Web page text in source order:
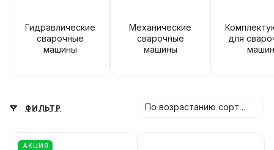
Гидравлические
сварочные
машины
Механические
сварочные
машины
для
машин
ФИЛЬТР По возрастанию сортировки
АКЦИЯ